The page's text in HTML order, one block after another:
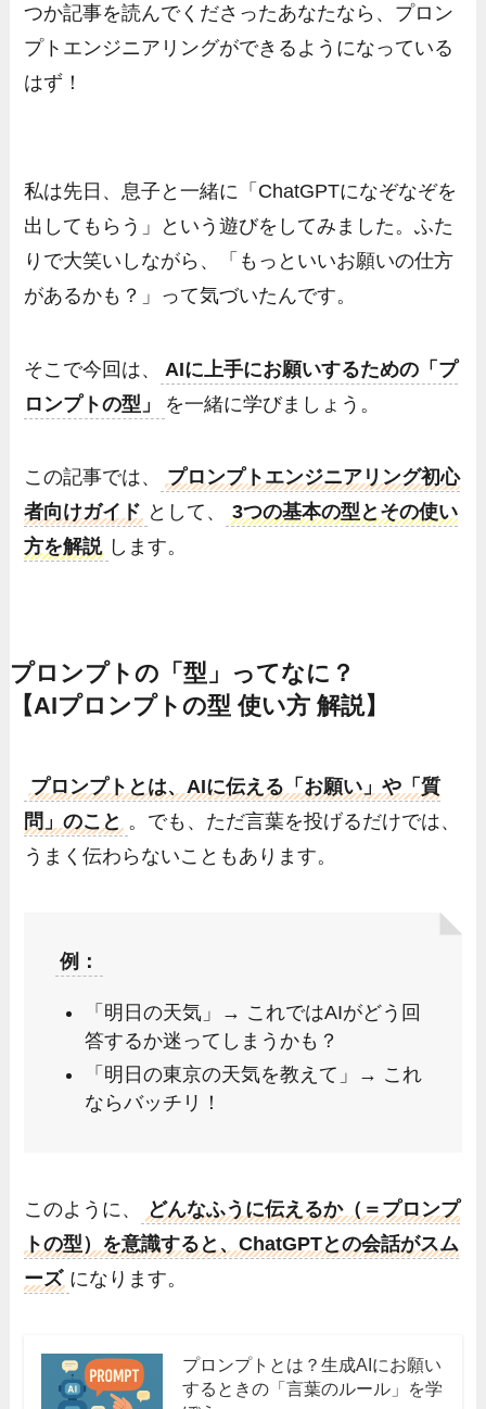
つか記事を読んでくださったあなたなら、プロン
プトエンジニアリングができるようになっている
はず！
私は先日、息子と一緒に「ChatGPTになぞなぞを
出してもらう」という遊びをしてみました。ふた
りで大笑いしながら、「もっといいお願いの仕方
があるかも？」って気づいたんです。
そこで今回は、
AIに上手にお願いするための「プ
ロンプトの型」
を一緒に学びましょう。
この記事では、
プロンプトエンジニアリング初心
者向けガイド として、
3つの基本の型とその使い
方を解説 します。
プロンプトの「型」ってなに？
【AIプロンプトの型 使い方 解説】
プロンプトとは、AIに伝える「お願い」や「質
問」のこと 。でも、ただ言葉を投げるだけでは、
うまく伝わらないこともあります。
例：
「明日の天気」→ これではAIがどう回
答するか迷ってしまうかも？
「明日の東京の天気を教えて」→ これ
ならバッチリ！
このように、
どんなふうに伝えるか（＝プロンプ
トの型）を意識すると、ChatGPTとの会話がスム
ーズ になります。
プロンプトとは？生成AIにお願い
するときの「言葉のルール」を学